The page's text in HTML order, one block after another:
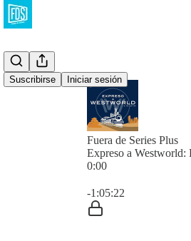
Suscribirse Iniciar sesión
Fuera de Series Plus
Expreso a Westworld:
0:00
-1:05:22